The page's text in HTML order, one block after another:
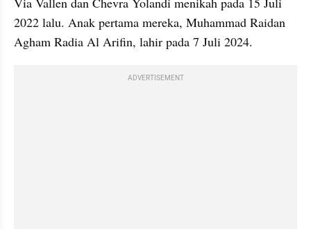
2022 lalu. Anak pertama mereka, Muhammad Raidan
Agham Radia Al Arifin, lahir pada 7 Juli 2024.
ADVERTISEMENT